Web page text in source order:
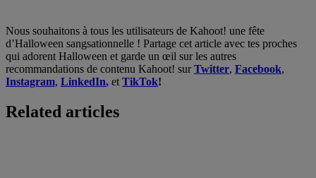
Nous souhaitons à tous les utilisateurs de Kahoot! une fête
d’Halloween sangsationnelle ! Partage cet article avec tes proches
qui adorent Halloween et garde un œil sur les autres
recommandations de contenu Kahoot! sur Twitter, Facebook,
Instagram, LinkedIn, et TikTok!
Related articles